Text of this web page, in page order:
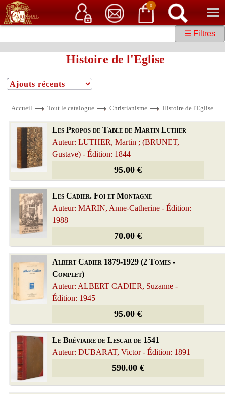
0
Service client 06 15 37 15 37 Librairie de livres anciens & rares
☰ Filtres
Histoire de l'Eglise
Accueil Tout le catalogue Christianisme Histoire de l'Eglise
Les Propos de Table de Martin Luther
Auteur: LUTHER, Martin ; (BRUNET,
Gustave) - Édition: 1844
95.00 €
Les Cadier. Foi et Montagne
Auteur: MARIN, Anne-Catherine - Édition:
1988
70.00 €
Albert Cadier 1879-1929 (2 Tomes -
Complet)
Auteur: ALBERT CADIER, Suzanne -
Édition: 1945
95.00 €
Le Bréviaire de Lescar de 1541
Auteur: DUBARAT, Victor - Édition: 1891
590.00 €